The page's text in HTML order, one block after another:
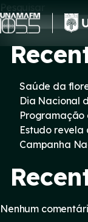
Skip
to
content
Pesquisar
Saúde da
Dia Nacional
Programação
Estudo revela
Campanha
Nenhum